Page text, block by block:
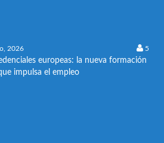
2026 5
europeas: la nueva formación
impulsa el empleo